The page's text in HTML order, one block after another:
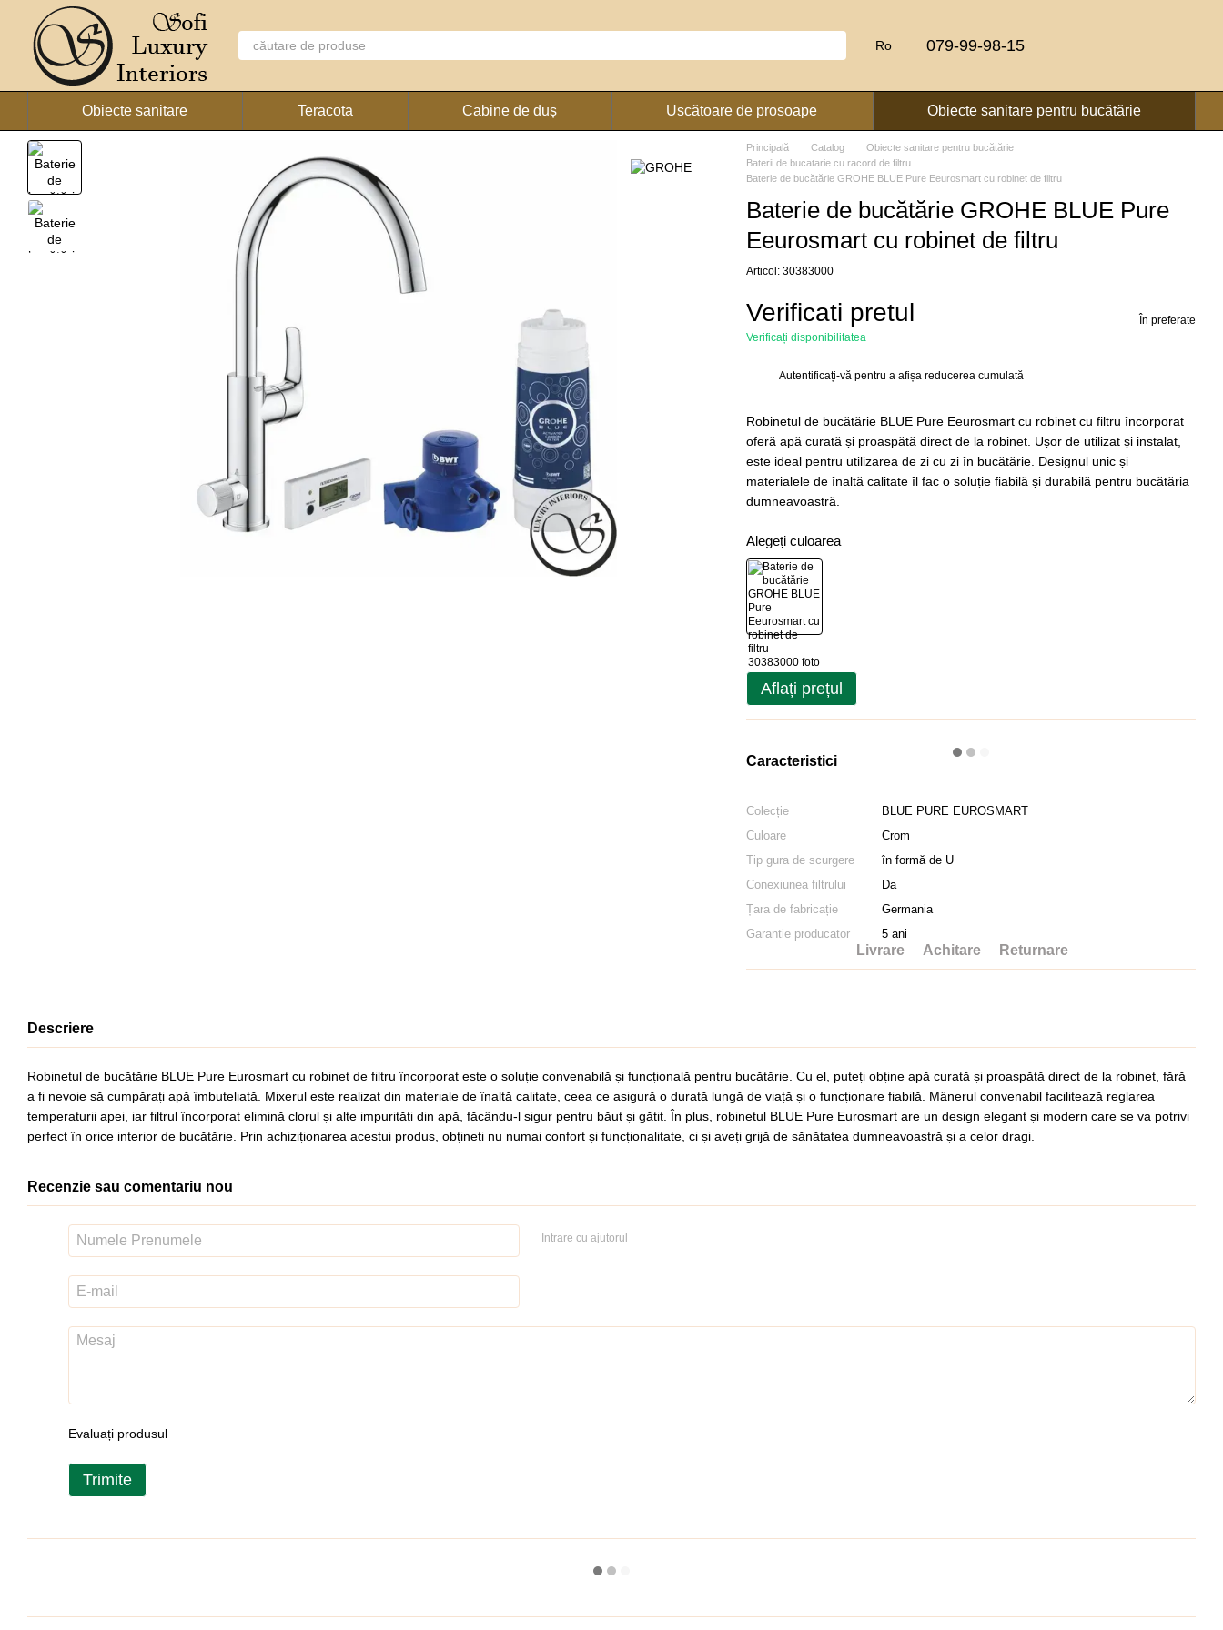
Mergi la conținutul principal
Ro 079-99-98-15
Obiecte sanitare Teracota Cabine de duș Uscătoare de prosoape Obiecte sanitare pentru bucătărie
Principală Catalog
Obiecte sanitare pentru bucătărie
Baterii de bucatarie cu racord de filtru
Baterie de bucătărie GROHE BLUE Pure Eeurosmart cu robinet de filtru
Baterie de bucătărie GROHE BLUE Pure
Eeurosmart cu robinet de filtru
Articol: 30383000
Verificati pretul
Verificați disponibilitatea
În preferate
Autentificați-văpentru a afișa reducerea cumulată
Robinetul de bucătărie BLUE Pure Eeurosmart cu robinet cu filtru încorporat
oferă apă curată și proaspătă direct de la robinet. Ușor de utilizat și instalat,
este ideal pentru utilizarea de zi cu zi în bucătărie. Designul unic și
materialele de înaltă calitate îl fac o soluție fiabilă și durabilă pentru bucătăria
dumneavoastră.
Alegeți culoarea
Aflați prețul
Caracteristici
Colecție
BLUE PURE EUROSMART
Culoare
Crom
Tip gura de scurgere
în formă de U
Conexiunea filtrului
Da
Țara de fabricație
Germania
Garantie producator
5 ani
Livrare Achitare Returnare
Descriere
Robinetul de bucătărie BLUE Pure Eurosmart cu robinet de filtru încorporat este o soluție convenabilă și funcțională pentru bucătărie. Cu el, puteți obține apă curată și proaspătă direct de la robinet, fără
a fi nevoie să cumpărați apă îmbuteliată. Mixerul este realizat din materiale de înaltă calitate, ceea ce asigură o durată lungă de viață și o funcționare fiabilă. Mânerul convenabil facilitează reglarea
temperaturii apei, iar filtrul încorporat elimină clorul și alte impurități din apă, făcându-l sigur pentru băut și gătit. În plus, robinetul BLUE Pure Eurosmart are un design elegant și modern care se va potrivi
perfect în orice interior de bucătărie. Prin achiziționarea acestui produs, obțineți nu numai confort și funcționalitate, ci și aveți grijă de sănătatea dumneavoastră și a celor dragi.
Recenzie sau comentariu nou
Intrare cu ajutorul
Evaluați produsul
Trimite